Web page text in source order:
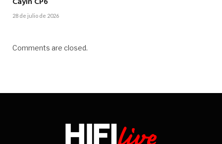
28 de julio de 2026
Comments are closed.